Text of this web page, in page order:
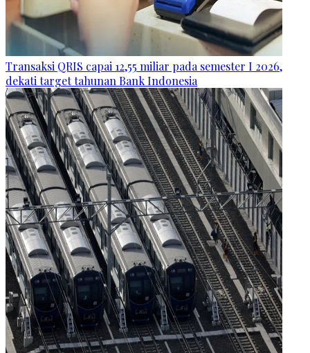
Transaksi QRIS capai 12,55 miliar pada semester I 2026,
dekati target tahunan Bank Indonesia